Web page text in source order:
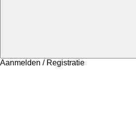
Aanmelden / Registratie